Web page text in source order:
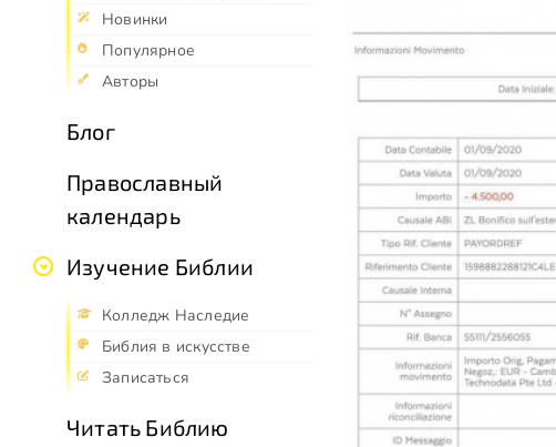
Новинки
Популярное
Авторы
Блог
Православный
календарь
Изучение Библии
Колледж Наследие
Библия в искусстве
Записаться
Читать Библию